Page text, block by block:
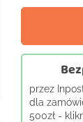
przez
dla
500zł -